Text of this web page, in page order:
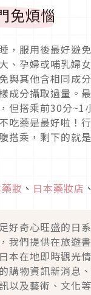
免煩惱
，服用後最好避
、孕婦或哺乳婦
與其他含相同成
成分攝取過量。
但搭乘前30分~1
吃藥是最好啦！
搭乘，剩下的就
妝 、 日本藥妝店 、
好奇心旺盛的日
我們提供在旅遊
本在地即時觀光
購物資訊新消息
以及藝術、文化